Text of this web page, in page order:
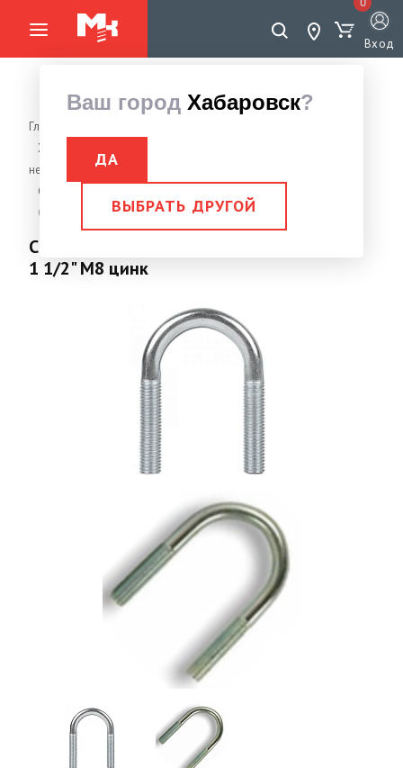
Ваш город Хабаровск?
ДА
ВЫБРАТЬ ДРУГОЙ
Вход
Главная страница
Хомуты (с саморезом, проволочные, SS, бабочка, стяжки
нейлон, скобы одно/двухлапковые, U-образные)
Скоба U-образная DIN 3570 (аналог ГОСТа 24137-80)
Скоба U-образная DIN 3570 (40-49-52мм) 1 1/2" М8 цинк
Скоба U-образная DIN 3570 (40-49-52мм)
1 1/2" М8 цинк